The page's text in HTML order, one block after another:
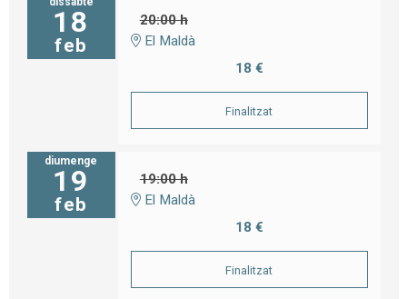
18
feb
20:00 h
El Maldà
18 €
Finalitzat
diumenge
19
feb
19:00 h
El Maldà
18 €
Finalitzat